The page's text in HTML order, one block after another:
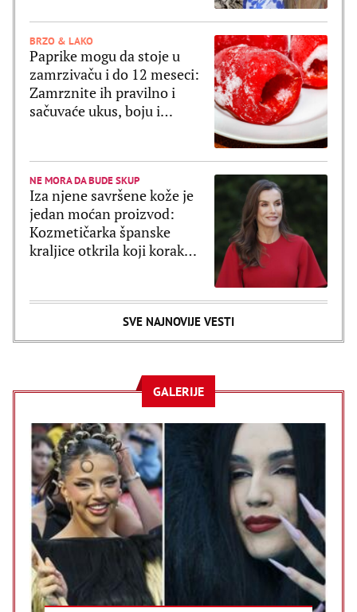
BRZO & LAKO
Paprike mogu da stoje u
zamrzivaču i do 12 meseci:
Zamrznite ih pravilno i
sačuvaće ukus, boju i
NE MORA DA BUDE SKUP
Iza njene savršene kože je
jedan moćan proizvod:
Kozmetičarka španske
kraljice otkrila koji korak
SVE NAJNOVIJE VESTI
GALERIJE